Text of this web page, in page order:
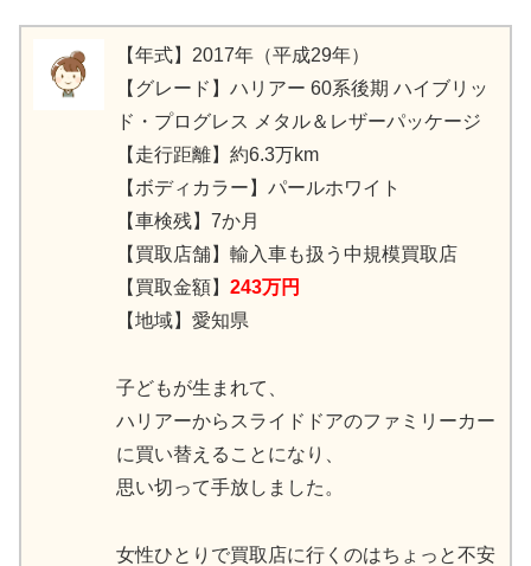
【年式】2017年（平成29年）
【グレード】ハリアー 60系後期 ハイブリッ
ド・プログレス メタル＆レザーパッケージ
【走行距離】約6.3万km
【ボディカラー】パールホワイト
【車検残】7か月
【買取店舗】輸入車も扱う中規模買取店
【買取金額】 243万円
【地域】愛知県
子どもが生まれて、
ハリアーからスライドドアのファミリーカー
に買い替えることになり、
思い切って手放しました。
女性ひとりで買取店に行くのはちょっと不安